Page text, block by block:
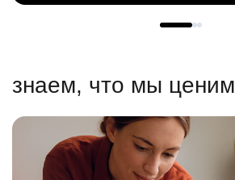
знаем, что мы ценим